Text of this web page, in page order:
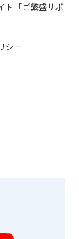
ト「ご繁盛サポ
シー